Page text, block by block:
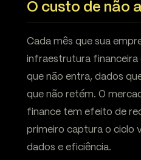
O custo de não
Cada mês que sua
infraestrutura financeira
que não entra, dados
que não retém. O
finance tem efeito de
primeiro captura o ciclo
dados e eficiência.